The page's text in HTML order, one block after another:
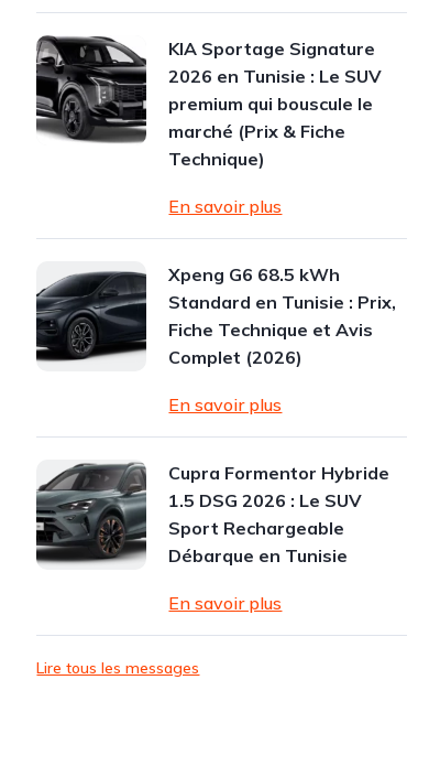
KIA Sportage Signature
2026 en Tunisie : Le SUV
premium qui bouscule le
marché (Prix & Fiche
Technique)
En savoir plus
Xpeng G6 68.5 kWh
Standard en Tunisie : Prix,
Fiche Technique et Avis
Complet (2026)
En savoir plus
Cupra Formentor Hybride
1.5 DSG 2026 : Le SUV
Sport Rechargeable
Débarque en Tunisie
En savoir plus
Lire tous les messages